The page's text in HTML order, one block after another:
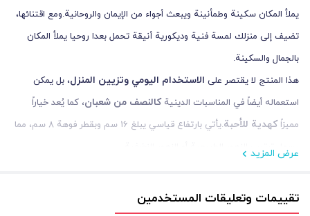
يملأ المكان سكينة وطمأنينة ويبعث أجواء من الإيمان والروحانية.ومع اقتنائها،
تضيف إلى منزلك لمسة فنية وديكورية أنيقة تحمل بعدا روحيا يملأ المكان
بالجمال والسكينة.
هذا المنتج لا يقتصر على الاستخدام اليومي وتزيين المنزل، بل يمكن
استعماله أيضاً في المناسبات الدينية كالنصف من شعبان، كما يُعد خياراً
مميزاً کهدية للأحبة
.يأتي بارتفاع قياسي يبلغ 16 سم وبقطر فوهة 8 سم، مما
يسهل ترتيب الزهور الطبيعية أو الزهور الزخرفية.
مثالياً للمناسبات الدينية، ولتزيين المنزل
والعائلة، حيث تضيفلمسة من السكينة والروحانية
عرض المزيد
تقييمات وتعليقات المستخدمين